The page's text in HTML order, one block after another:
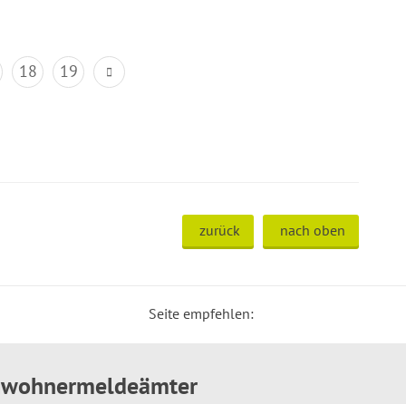
18 19
zurück nach oben
Seite empfehlen: